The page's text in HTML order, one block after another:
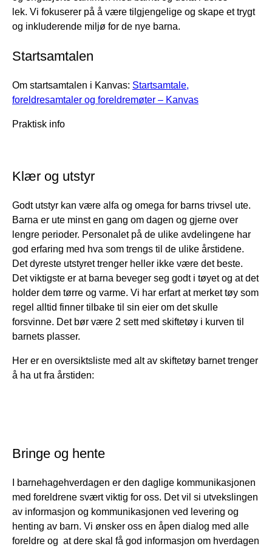
lek. Vi fokuserer på å være tilgjengelige og skape et trygt
og inkluderende miljø for de nye barna.
Startsamtalen
Om startsamtalen i Kanvas: Startsamtale,
foreldresamtaler og foreldremøter – Kanvas
Praktisk info
Klær og utstyr
Godt utstyr kan være alfa og omega for barns trivsel ute.
Barna er ute minst en gang om dagen og gjerne over
lengre perioder. Personalet på de ulike avdelingene har
god erfaring med hva som trengs til de ulike årstidene.
Det dyreste utstyret trenger heller ikke være det beste.
Det viktigste er at barna beveger seg godt i tøyet og at det
holder dem tørre og varme. Vi har erfart at merket tøy som
regel alltid finner tilbake til sin eier om det skulle
forsvinne. Det bør være 2 sett med skiftetøy i kurven til
barnets plasser.
Her er en oversiktsliste med alt av skiftetøy barnet trenger
å ha ut fra årstiden:
Bringe og hente
I barnehagehverdagen er den daglige kommunikasjonen
med foreldrene svært viktig for oss. Det vil si utvekslingen
av informasjon og kommunikasjonen ved levering og
henting av barn. Vi ønsker oss en åpen dialog med alle
foreldre og at dere skal få god informasjon om hverdagen